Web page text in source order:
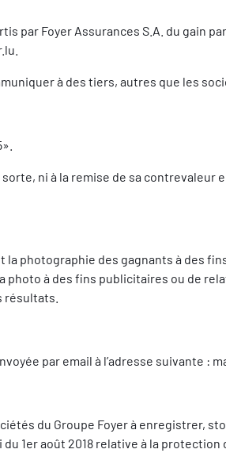
Foyer Assurances S.A. du gain
à des tiers, autres que les
ni à la remise de sa
la photographie des gagnants à des
photo à des fins publicitaires ou de
résultats.
par email à l’adresse suivante :
du Groupe Foyer à enregistrer,
1er août 2018 relative à la